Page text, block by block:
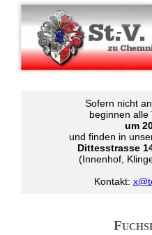
Sofern nicht
beginnen alle
um
und finden in
Dittesstrasse
(Innenhof,
Kontakt: